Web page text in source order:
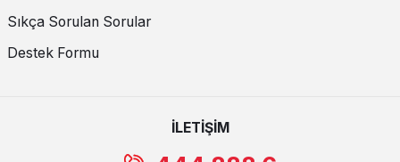
Sıkça Sorulan Sorular
Destek Formu
İLETİŞİM